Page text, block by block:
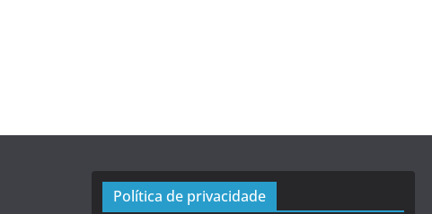
Política de privacidade